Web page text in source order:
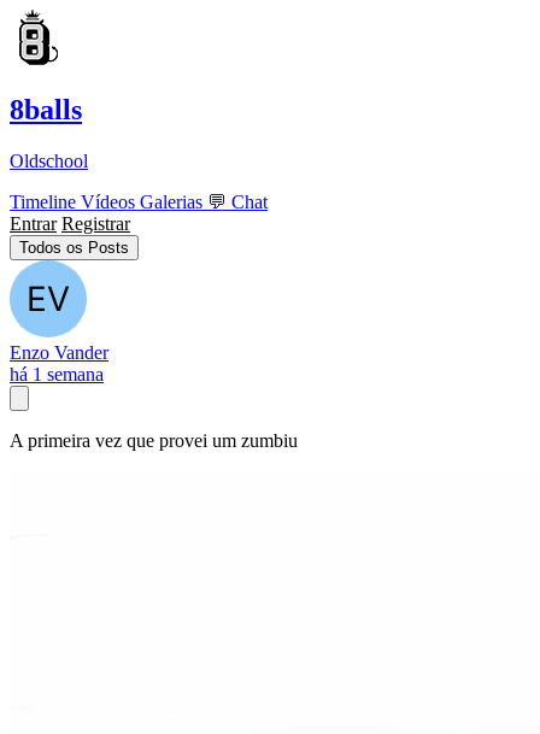
8balls
Oldschool
Timeline Vídeos Galerias 💬 Chat
Entrar Registrar
Todos os Posts
Enzo Vander
há 1 semana
A primeira vez que provei um zumbiu